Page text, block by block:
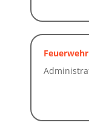
Feuerwehr